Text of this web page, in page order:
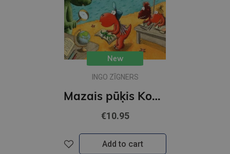
New
INGO ZĪGNERS
Mazais pūķis Kokosrieksts satraukumi Pūķu skolā
€10.95
Add to cart